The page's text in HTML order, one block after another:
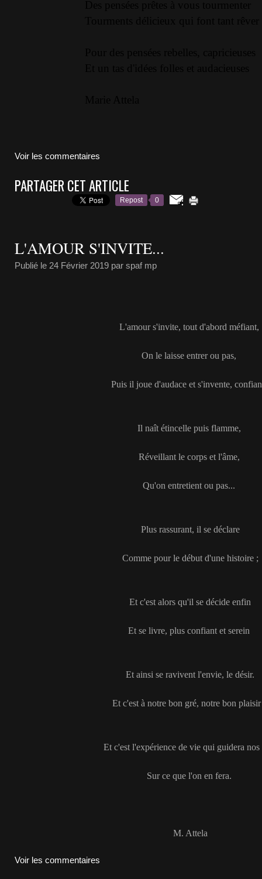
Voir les commentaires
PARTAGER CET ARTICLE
Repost 0
L'AMOUR S'INVITE...
Publié le 24 Février 2019 par spaf mp
L'amour s'invite, tout d'abord méfiant,
On le laisse entrer ou pas,
Puis il joue d'audace et s'invente,
Il naît étincelle puis flamme,
Réveillant le corps et l'âme,
Qu'on entretient ou pas...
Plus rassurant, il se déclare
Comme pour le début d'une histoire ;
Et c'est alors qu'il se décide enfin
Et se livre, plus confiant et serein
Et ainsi se ravivent l'envie, le désir.
Et c'est à notre bon gré, notre bon
Et c'est l'expérience de vie qui guidera
Sur ce que l'on en fera.
M. Attela
Voir les commentaires